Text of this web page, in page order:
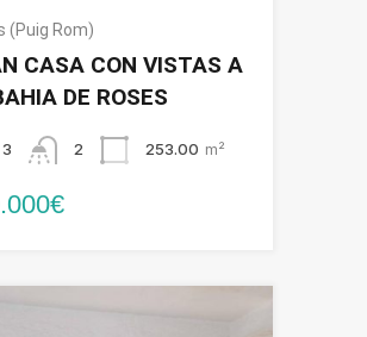
(Puig Rom)
CASA CON VISTAS A
DE ROSES
3 2 253.00 m²